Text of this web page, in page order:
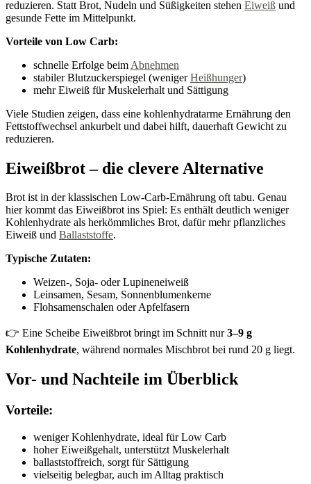
reduzieren. Statt Brot, Nudeln und Süßigkeiten stehen Eiweiß und
gesunde Fette im Mittelpunkt.
Vorteile von Low Carb:
schnelle Erfolge beim Abnehmen
stabiler Blutzuckerspiegel (wenigerHeißhunger)
mehr Eiweiß für Muskelerhalt und Sättigung
Viele Studien zeigen, dass eine kohlenhydratarme Ernährung den
Fettstoffwechsel ankurbelt und dabei hilft, dauerhaft Gewicht zu
reduzieren.
Eiweißbrot – die clevere Alternative
Brot ist in der klassischen Low-Carb-Ernährung oft tabu. Genau
hier kommt das Eiweißbrot ins Spiel: Es enthält deutlich weniger
Kohlenhydrate als herkömmliches Brot, dafür mehr pflanzliches
Eiweiß und Ballaststoffe.
Typische Zutaten:
Weizen-, Soja- oder Lupineneiweiß
Leinsamen, Sesam, Sonnenblumenkerne
Flohsamenschalen oder Apfelfasern
👉 Eine Scheibe Eiweißbrot bringt im Schnitt nur3–9 g
Kohlenhydrate, während normales Mischbrot bei rund 20 g liegt.
Vor- und Nachteile im Überblick
Vorteile:
weniger Kohlenhydrate, ideal für Low Carb
hoher Eiweißgehalt, unterstützt Muskelerhalt
ballaststoffreich, sorgt für Sättigung
vielseitig belegbar, auch im Alltag praktisch